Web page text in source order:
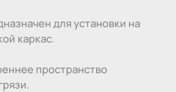
для установки на
каркас.
пространство